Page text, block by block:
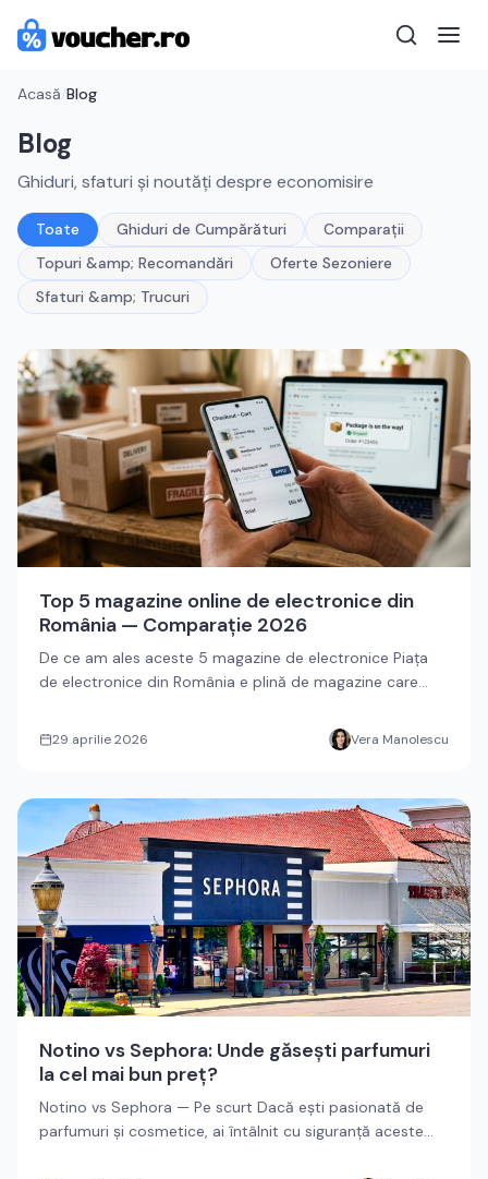
Acasă/Blog
Blog
Ghiduri, sfaturi și noutăți despre economisire
Toate Ghiduri de Cumpărături
Comparații
Topuri &amp; Recomandări
Oferte Sezoniere
Sfaturi &amp; Trucuri
Top 5 magazine online de electronice din
România — Comparație 2026
De ce am ales aceste 5 magazine de electronice Piața
de electronice din România e plină de magazine care
29 aprilie 2026 Vera Manolescu
Notino vs Sephora: Unde găsești parfumuri
la cel mai bun preț?
Notino vs Sephora — Pe scurt Dacă ești pasionată de
parfumuri și cosmetice, ai întâlnit cu siguranță aceste